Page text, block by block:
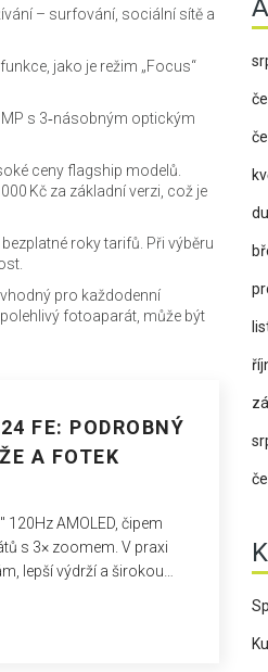
– surfování, sociální sítě a
jako je režim „Focus“
s 3‑násobným optickým
ceny flagship modelů.
Kč za základní verzi, což je
roky tarifů. Při výběru
pro každodenní
fotoaparát, může být
FE: PODROBNÝ
A FOTEK
AMOLED, čipem
s 3× zoomem. V praxi
lepší výdrží a širokou
25W nabíjení. Pro koho